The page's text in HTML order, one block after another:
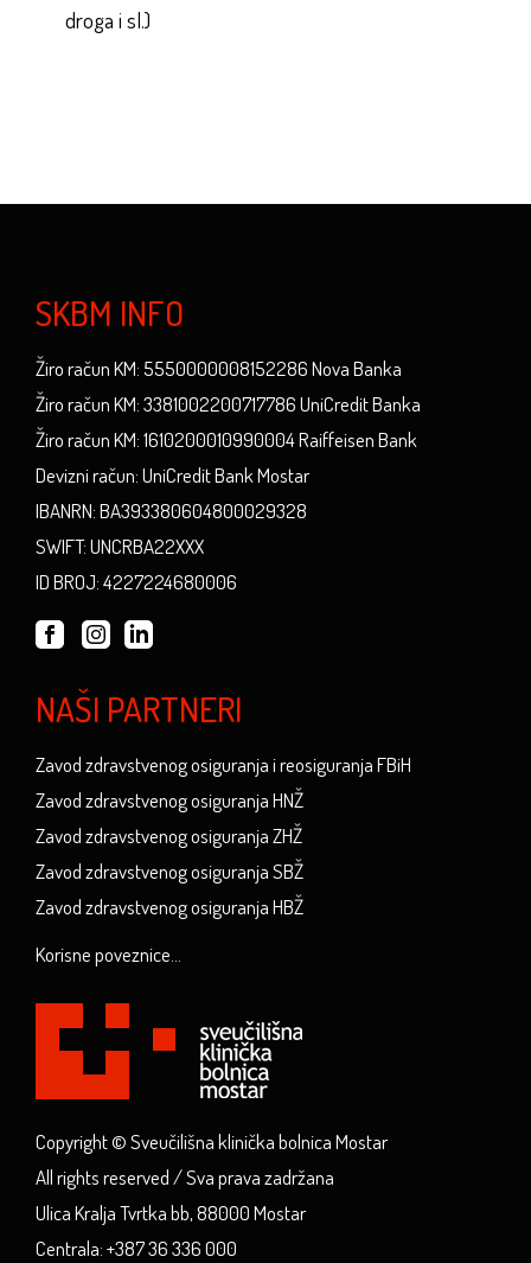
droga i sl.)
SKBM INFO
Žiro račun KM: 5550000008152286 Nova Banka
Žiro račun KM: 3381002200717786 UniCredit Banka
Žiro račun KM: 1610200010990004 Raiffeisen Bank
Devizni račun: UniCredit Bank Mostar
IBANRN: BA393380604800029328
SWIFT: UNCRBA22XXX
ID BROJ: 4227224680006
NAŠI PARTNERI
Zavod zdravstvenog osiguranja i reosiguranja FBiH
Zavod zdravstvenog osiguranja HNŽ
Zavod zdravstvenog osiguranja ZHŽ
Zavod zdravstvenog osiguranja SBŽ
Zavod zdravstvenog osiguranja HBŽ
Korisne poveznice...
Copyright © Sveučilišna klinička bolnica Mostar
All rights reserved / Sva prava zadržana
Ulica Kralja Tvrtka bb, 88000 Mostar
Centrala: +387 36 336 000